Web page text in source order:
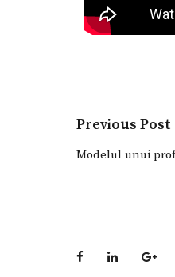
Previous Post
Modelul unui